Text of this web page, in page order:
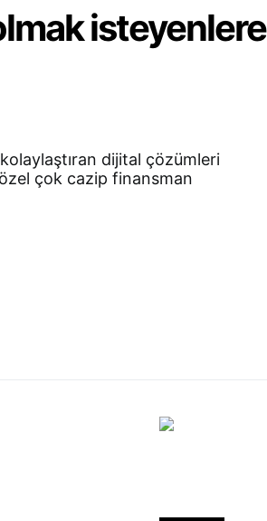
isteyenlere
dijital çözümleri
çok cazip finansman